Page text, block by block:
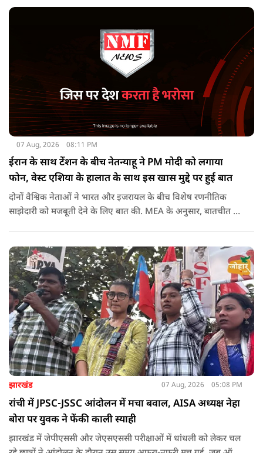
07 Aug, 2026 08:11 PM
ईरान के साथ टेंशन के बीच नेतन्याहू ने PM मोदी को लगाया
फोन, वेस्ट एशिया के हालात के साथ इस खास मुद्दे पर हुई बात
दोनों वैश्विक नेताओं ने भारत और इजरायल के बीच विशेष रणनीतिक
साझेदारी को मजबूती देने के ल‍िए बात की. MEA के अनुसार, बातचीत की
झारखंड 07 Aug, 2026 05:08 PM
रांची में JPSC-JSSC आंदोलन में मचा बवाल, AISA अध्यक्ष नेहा
बोरा पर युवक ने फेंकी काली स्याही
झारखंड में जेपीएससी और जेएसएससी परीक्षाओं में धांधली को लेकर चल